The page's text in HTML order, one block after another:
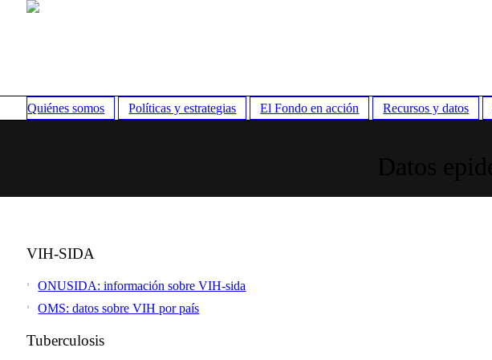
Quiénes somos Políticas y estrategias El Fondo en acción Recursos y datos
VIH-SIDA
ONUSIDA: información sobre VIH-sida
OMS: datos sobre VIH por país
Tuberculosis